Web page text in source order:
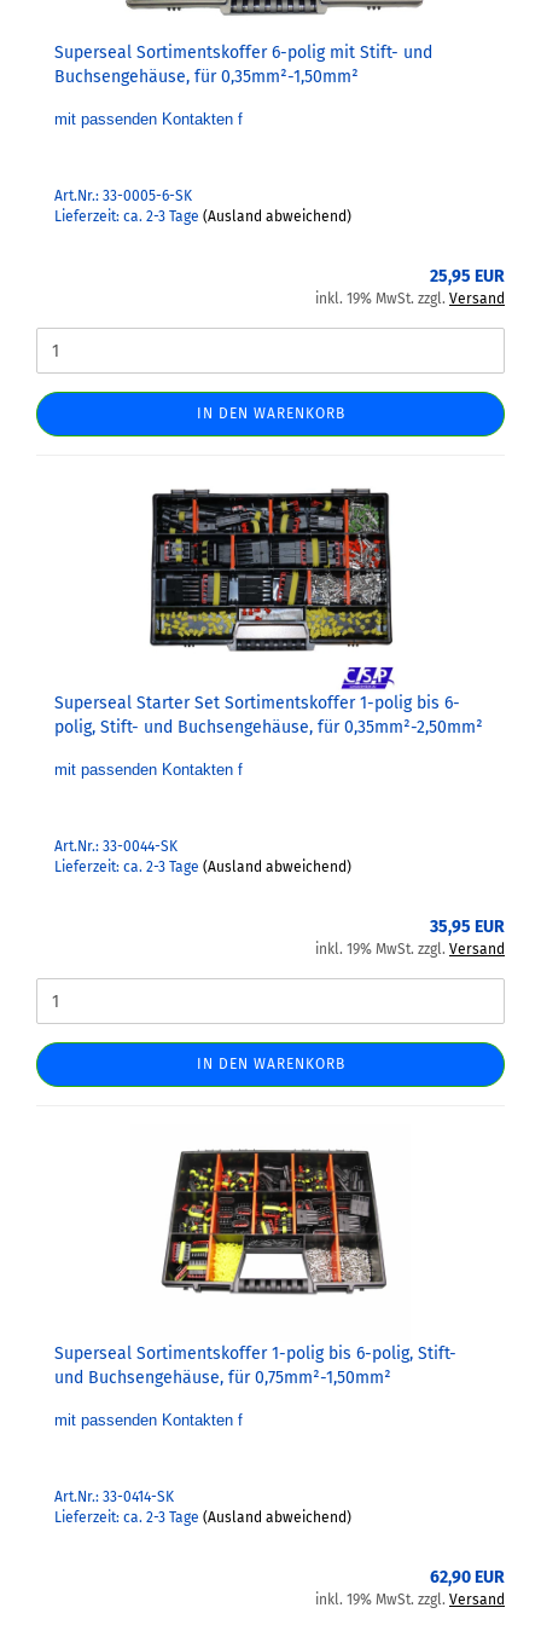
Superseal Sortimentskoffer 6-polig mit Stift- und
Buchsengehäuse, für 0,35mm²-1,50mm²
mit passenden Kontakten f
Art.Nr.: 33-0005-6-SK
Lieferzeit: ca. 2-3 Tage (Ausland abweichend)
25,95 EUR
inkl. 19% MwSt. zzgl. Versand
IN DEN WARENKORB
Superseal Starter Set Sortimentskoffer 1-polig bis 6-
polig, Stift- und Buchsengehäuse, für 0,35mm²-2,50mm²
mit passenden Kontakten f
Art.Nr.: 33-0044-SK
Lieferzeit: ca. 2-3 Tage (Ausland abweichend)
35,95 EUR
inkl. 19% MwSt. zzgl. Versand
IN DEN WARENKORB
Superseal Sortimentskoffer 1-polig bis 6-polig, Stift-
und Buchsengehäuse, für 0,75mm²-1,50mm²
mit passenden Kontakten f
Art.Nr.: 33-0414-SK
Lieferzeit: ca. 2-3 Tage (Ausland abweichend)
62,90 EUR
inkl. 19% MwSt. zzgl. Versand